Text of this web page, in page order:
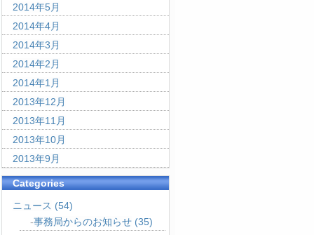
2014年5月
2014年4月
2014年3月
2014年2月
2014年1月
2013年12月
2013年11月
2013年10月
2013年9月
Categories
ニュース (54)
事務局からのお知らせ (35)